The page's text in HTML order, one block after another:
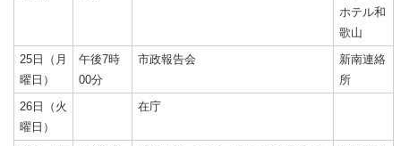
ホテル和
歌山
25日（月
曜日）
午後7時
00分
市政報告会
新南連絡
所
26日（火
曜日）
在庁